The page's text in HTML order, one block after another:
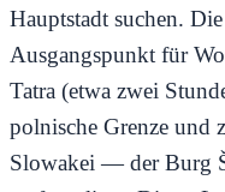
Hauptstadt suchen.
Ausgangspunkt für
Tatra (etwa zwei
polnische Grenze und
Slowakei — der Burg